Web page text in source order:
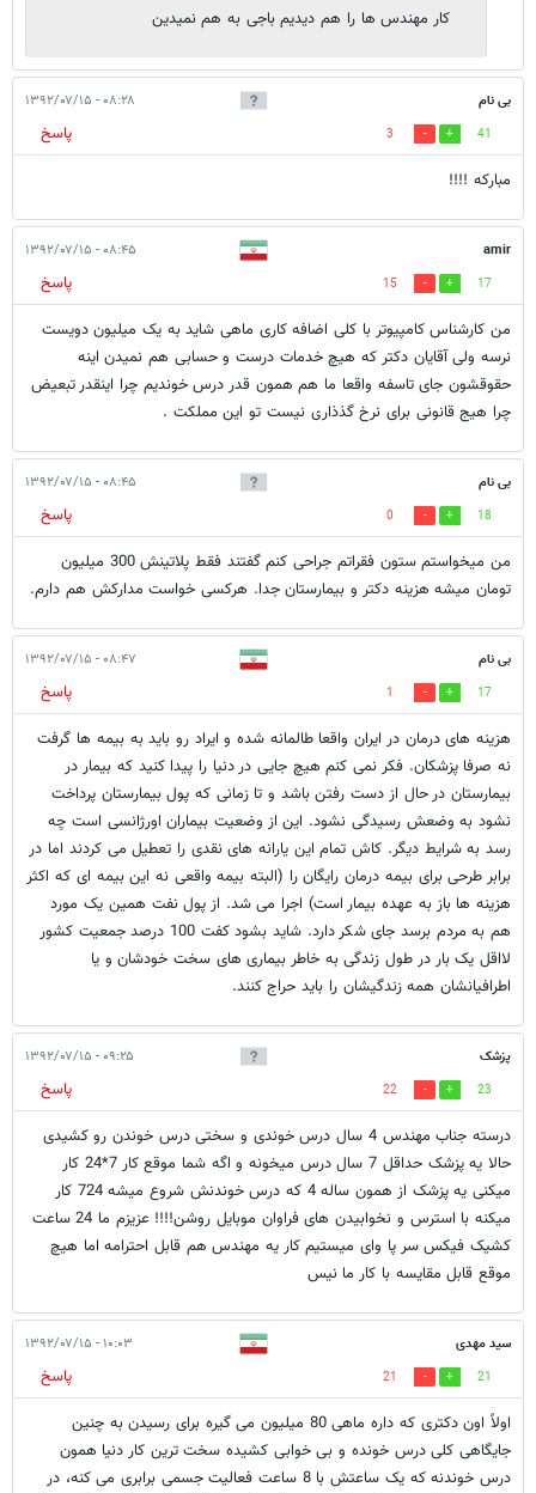
کار مهندس ها را هم دیدیم باجی به هم نمیدین
بی نام ۰۸:۲۸ - ۱۳۹۲/۰۷/۱۵
41
3
پاسخ
مبارکه !!!!
amir ۰۸:۴۵ - ۱۳۹۲/۰۷/۱۵
17
15
پاسخ
من کارشناس کامپیوتر با کلی اضافه کاری ماهی شاید به یک میلیون دویست
نرسه ولی آقایان دکتر که هیچ خدمات درست و حسابی هم نمیدن اینه
حقوقشون جای تاسفه واقعا ما هم همون قدر درس خوندیم چرا اینقدر تبعیض
چرا هیج قانونی برای نرخ گذذاری نیست تو این مملکت .
بی نام ۰۸:۴۵ - ۱۳۹۲/۰۷/۱۵
18
0
پاسخ
من میخواستم ستون فقراتم جراحی کنم گفتند فقط پلاتینش 300 میلیون
تومان میشه هزینه دکتر و بیمارستان جدا. هرکسی خواست مدارکش هم دارم.
بی نام ۰۸:۴۷ - ۱۳۹۲/۰۷/۱۵
17
1
پاسخ
هزینه های درمان در ایران واقعا طالمانه شده و ایراد رو باید به بیمه ها گرفت
نه صرفا پزشکان. فکر نمی کنم هیچ جایی در دنیا را پیدا کنید که بیمار در
بیمارستان در حال از دست رفتن باشد و تا زمانی که پول بیمارستان پرداخت
نشود به وضعش رسیدگی نشود. این از وضعیت بیماران اورژانسی است چه
رسد به شرایط دیگر. کاش تمام این یارانه های نقدی را تعطیل می کردند اما در
برابر طرحی برای بیمه درمان رایگان را (البته بیمه واقعی نه این بیمه ای که اکثر
هزینه ها باز به عهده بیمار است) اجرا می شد. از پول نفت همین یک مورد
هم به مردم برسد جای شکر دارد. شاید بشود کفت 100 درصد جمعیت کشور
لااقل یک بار در طول زندگی به خاطر بیماری های سخت خودشان و یا
اطرافیانشان همه زندگیشان را باید حراج کنند.
پزشک ۰۹:۲۵ - ۱۳۹۲/۰۷/۱۵
23
22
پاسخ
درسته جناب مهندس 4 سال درس خوندی و سختی درس خوندن رو کشیدی
حالا یه پزشک حداقل 7 سال درس میخونه و اگه شما موقع کار 7*24 کار
میکنی یه پزشک از همون ساله 4 که درس خوندنش شروع میشه 724 کار
میکنه با استرس و نخوابیدن های فراوان موبایل روشن!!!! عزیزم ما 24 ساعت
کشیک فیکس سر پا وای میستیم کار یه مهندس هم قابل احترامه اما هیچ
موقع قابل مقایسه با کار ما نیس
سید مهدی ۱۰:۰۳ - ۱۳۹۲/۰۷/۱۵
21
21
پاسخ
اولاً اون دکتری که داره ماهی 80 میلیون می گیره برای رسیدن به چنین
جایگاهی کلی درس خونده و بی خوابی کشیده سخت ترین کار دنیا همون
درس خوندنه که یک ساعتش با 8 ساعت فعالیت جسمی برابری می کنه، در